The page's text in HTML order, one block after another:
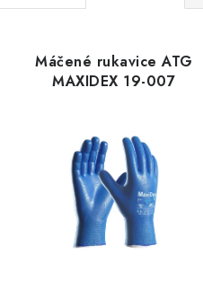
a
z
e
í
p
r
o
Máčené rukavice ATG
MAXIDEX 19-007